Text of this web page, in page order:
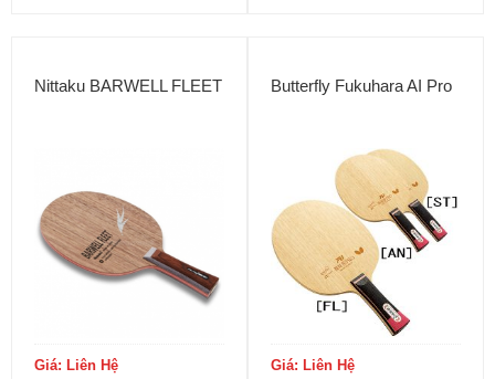
Nittaku BARWELL FLEET
Giá: Liên Hệ
Butterfly Fukuhara AI Pro
Giá: Liên Hệ